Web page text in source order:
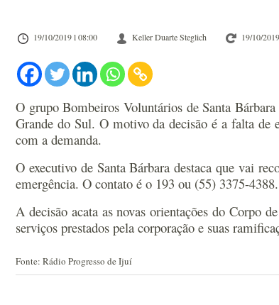
19/10/2019 l 08:00 Keller Duarte Steglich 19/10/
O grupo Bombeiros Voluntários de Santa
Grande do Sul. O motivo da decisão é a falta de
com a demanda.
O executivo de Santa Bárbara destaca que vai
emergência. O contato é o 193 ou (55) 3375-4388.
A decisão acata as novas orientações do Corpo
serviços prestados pela corporação e suas
Fonte: Rádio Progresso de Ijuí